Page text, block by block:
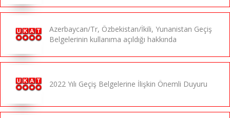
Azerbaycan/Tr, Özbekistan/İkili, Yunanistan Geçiş
Belgelerinin kullanıma açıldığı hakkında
2022 Yılı Geçiş Belgelerine İlişkin Önemli Duyuru